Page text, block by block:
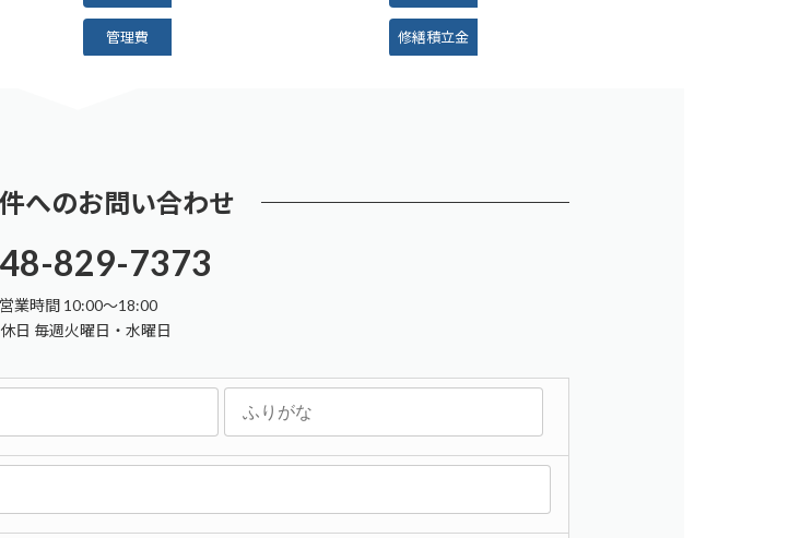
管理費 修繕積立金
へのお問い合わせ
829-7373
営業時間 10:00～18:00
日 毎週火曜日・水曜日